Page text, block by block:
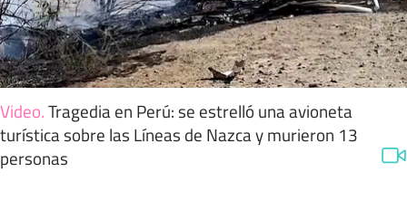
Video.Tragedia en Perú: se estrelló una avioneta
turística sobre las Líneas de Nazca y murieron 13
personas